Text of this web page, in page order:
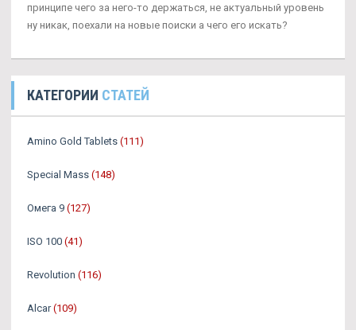
принципе чего за него-то держаться, не актуальный уровень
ну никак, поехали на новые поиски а чего его искать?
КАТЕГОРИИ СТАТЕЙ
Amino Gold Tablets (111)
Special Mass (148)
Омега 9 (127)
ISO 100 (41)
Revolution (116)
Alcar (109)